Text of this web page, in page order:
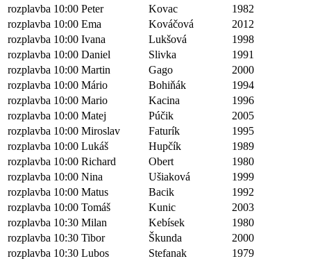
rozplavba 10:00 Peter Kovac
1982
rozplavba 10:00 Ema Kováčová
2012
rozplavba 10:00 Ivana Lukšová
1998
rozplavba 10:00 Daniel Slivka
1991
rozplavba 10:00 Martin Gago
2000
rozplavba 10:00 Mário Bohiňák
1994
rozplavba 10:00 Mario Kacina
1996
rozplavba 10:00 Matej Púčik
2005
rozplavba 10:00 Miroslav Faturík
1995
rozplavba 10:00 Lukáš Hupčík
1989
rozplavba 10:00 Richard Obert
1980
rozplavba 10:00 Nina Ušiaková
1999
rozplavba 10:00 Matus Bacik
1992
rozplavba 10:00 Tomáš Kunic
2003
rozplavba 10:30 Milan Kebísek
1980
rozplavba 10:30 Tibor Škunda
2000
rozplavba 10:30 Lubos Stefanak
1979